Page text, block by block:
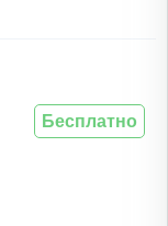
Бесплатно